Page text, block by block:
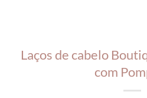
Laços de cabelo
com